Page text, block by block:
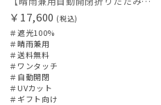
￥17,600 (税込)
＃遮光100%
＃晴雨兼用
＃送料無料
＃ワンタッチ
＃自動開閉
＃UVカット
＃ギフト向け